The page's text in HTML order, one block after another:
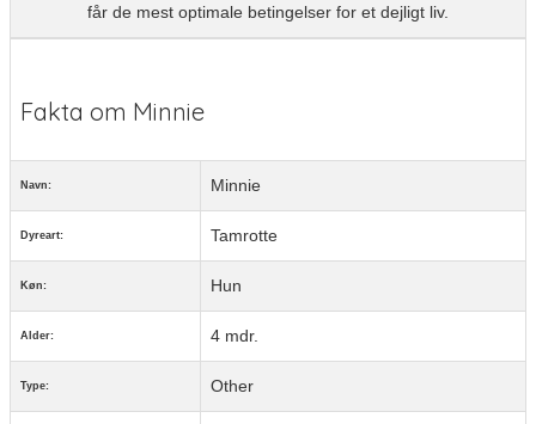
får de mest optimale betingelser for et dejligt liv.
Fakta om Minnie
Navn: Minnie
Dyreart: Tamrotte
Køn: Hun
Alder: 4 mdr.
Type: Other